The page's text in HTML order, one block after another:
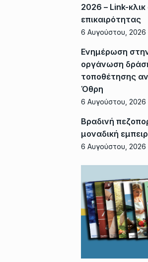
2026 – Link-
επικαιρότητας
6 Αυγούστου, 2026
Ενημέρωση
οργάνωση
τοποθέτησης
Όθρη
6 Αυγούστου, 2026
Βραδινή
μοναδική
6 Αυγούστου, 2026